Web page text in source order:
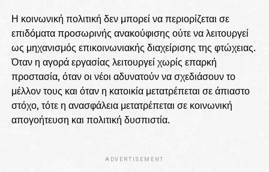
Η κοινωνική πολιτική δεν μπορεί να περιορίζεται σε
επιδόματα προσωρινής ανακούφισης ούτε να λειτουργεί
ως μηχανισμός επικοινωνιακής διαχείρισης της φτώχειας.
Όταν η αγορά εργασίας λειτουργεί χωρίς επαρκή
προστασία, όταν οι νέοι αδυνατούν να σχεδιάσουν το
μέλλον τους και όταν η κατοικία μετατρέπεται σε άπιαστο
στόχο, τότε η ανασφάλεια μετατρέπεται σε κοινωνική
απογοήτευση και πολιτική δυσπιστία.
ADVERTISEMENT